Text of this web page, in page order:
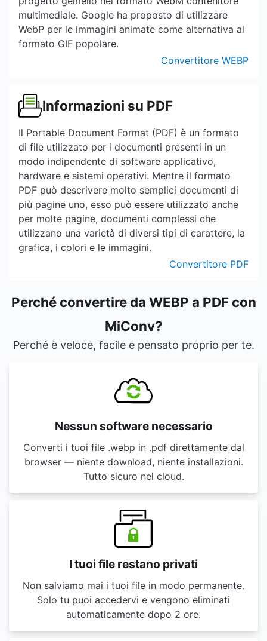
multimediale. Google ha proposto di utilizzare
WebP per le immagini animate come alternativa al
formato GIF popolare.
Convertitore WEBP
Informazioni su PDF
Il Portable Document Format (PDF) è un formato
di file utilizzato per i documenti presenti in un
modo indipendente di software applicativo,
hardware e sistemi operativi. Mentre il formato
PDF può descrivere molto semplici documenti di
più pagine uno, esso può essere utilizzato anche
per molte pagine, documenti complessi che
utilizzano una varietà di diversi tipi di carattere, la
grafica, i colori e le immagini.
Convertitore PDF
Perché convertire da WEBP a PDF con
MiConv?
Perché è veloce, facile e pensato proprio per te.
Nessun software necessario
Converti i tuoi file .webp in .pdf direttamente dal
browser — niente download, niente installazioni.
Tutto sicuro nel cloud.
I tuoi file restano privati
Non salviamo mai i tuoi file in modo permanente.
Solo tu puoi accedervi e vengono eliminati
automaticamente dopo 2 ore.